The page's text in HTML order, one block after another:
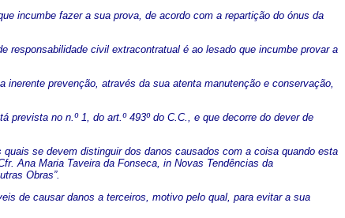
incumbe fazer a sua prova, de acordo com a repartição do ónus da
responsabilidade civil extracontratual é ao lesado que incumbe provar a
prevenção, através da sua atenta manutenção e conservação,
no n.º 1, do art.º 493º do C.C., e que decorre do dever de
se devem distinguir dos danos causados com a coisa quando esta
Ana Maria Taveira da Fonseca, in Novas Tendências da
Obras”.
de causar danos a terceiros, motivo pelo qual, para evitar a sua